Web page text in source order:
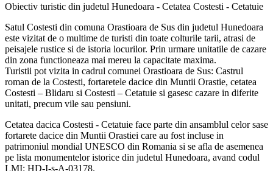
Obiectiv turistic din judetul Hunedoara - Cetatea Costesti - Cetatuie
Satul Costesti din comuna Orastioara de Sus din judetul Hunedoara
este vizitat de o multime de turisti din toate colturile tarii, atrasi de
peisajele rustice si de istoria locurilor. Prin urmare unitatile de cazare
din zona functioneaza mai mereu la capacitate maxima.
Turistii pot vizita in cadrul comunei Orastioara de Sus: Castrul
roman de la Costesti, fortaretele dacice din Muntii Orastie, cetatea
Costesti – Blidaru si Costesti – Cetatuie si gasesc cazare in diferite
unitati, precum vile sau pensiuni.
Cetatea dacica Costesti - Cetatuie face parte din ansamblul celor sase
fortarete dacice din Muntii Orastiei care au fost incluse in
patrimoniul mondial UNESCO din Romania si se afla de asemenea
pe lista monumentelor istorice din judetul Hunedoara, avand codul
LMI: HD-I-s-A-03178.